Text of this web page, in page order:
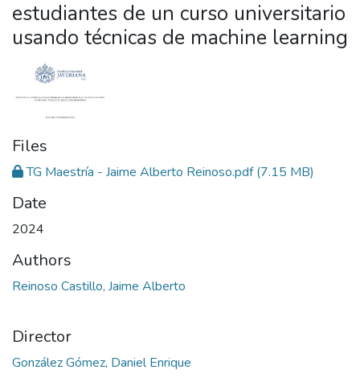
estudiantes de un curso universitario
usando técnicas de machine learning
Files
TG Maestría - Jaime Alberto Reinoso.pdf(7.15 MB)
Date
2024
Authors
Reinoso Castillo, Jaime Alberto
Director
González Gómez, Daniel Enrique